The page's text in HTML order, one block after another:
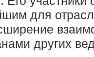
для
других